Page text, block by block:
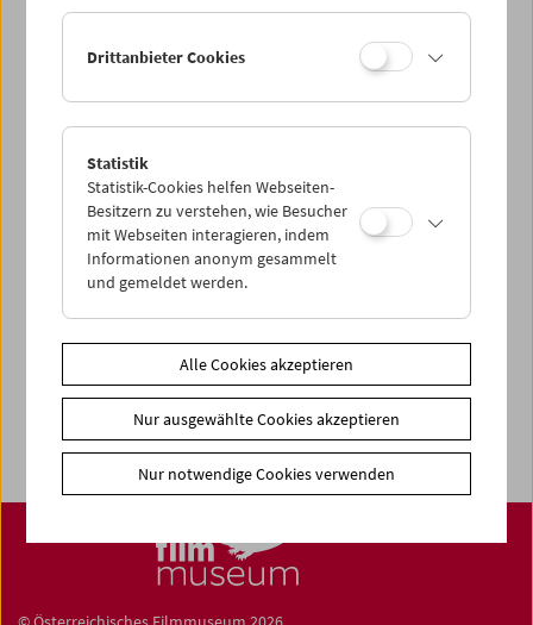
<< Zurück zur Übersicht Kulturerbe digital
Share on
Filmsammlung
Filmbezogene Sammlung
Sammlungen ONLINE
Filmmuseum LAB
Drittanbieter Cookies
Statistik
Statistik-Cookies helfen Webseiten-
Besitzern zu verstehen, wie Besucher
mit Webseiten interagieren, indem
Informationen anonym gesammelt
und gemeldet werden.
Alle Cookies akzeptieren
Nur ausgewählte Cookies akzeptieren
Nur notwendige Cookies verwenden